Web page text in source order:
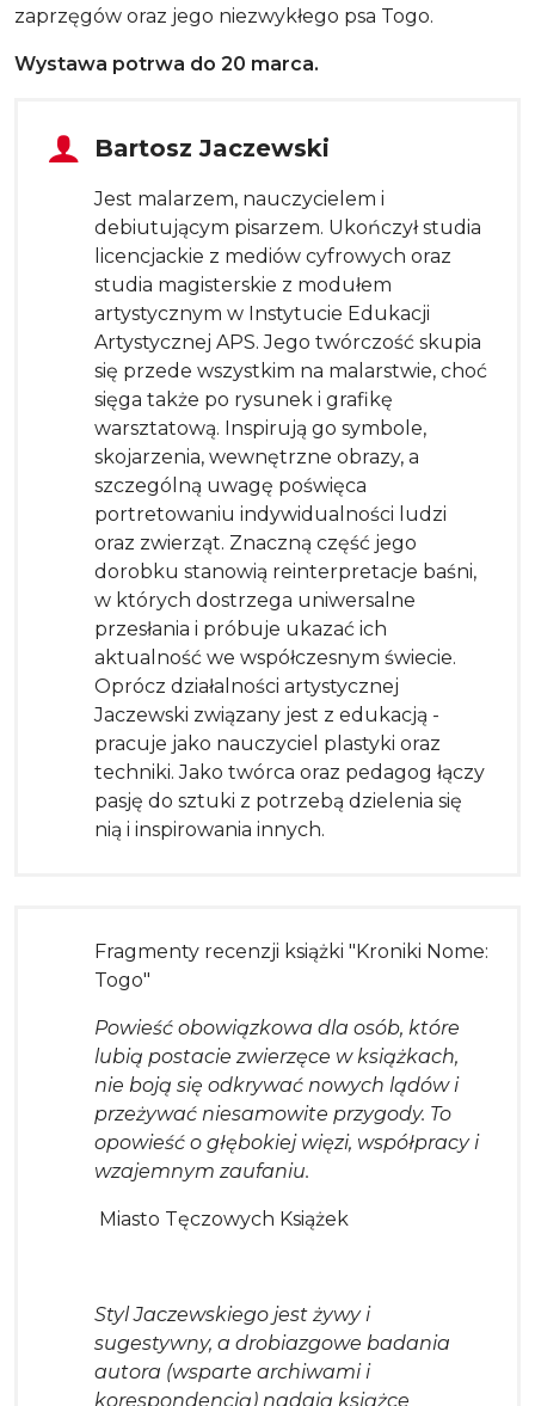
zaprzęgów oraz jego niezwykłego psa Togo.
Wystawa potrwa do 20 marca.
Tytuł sekcji
Bartosz Jaczewski
Jest malarzem, nauczycielem i
debiutującym pisarzem. Ukończył studia
licencjackie z mediów cyfrowych oraz
studia magisterskie z modułem
artystycznym w Instytucie Edukacji
Artystycznej APS. Jego twórczość skupia
się przede wszystkim na malarstwie, choć
sięga także po rysunek i grafikę
warsztatową. Inspirują go symbole,
skojarzenia, wewnętrzne obrazy, a
szczególną uwagę poświęca
portretowaniu indywidualności ludzi
oraz zwierząt. Znaczną część jego
dorobku stanowią reinterpretacje baśni,
w których dostrzega uniwersalne
przesłania i próbuje ukazać ich
aktualność we współczesnym świecie.
Oprócz działalności artystycznej
Jaczewski związany jest z edukacją -
pracuje jako nauczyciel plastyki oraz
techniki. Jako twórca oraz pedagog łączy
pasję do sztuki z potrzebą dzielenia się
nią i inspirowania innych.
Tekst
Fragmenty recenzji książki "Kroniki Nome:
Togo"
Powieść obowiązkowa dla osób, które
lubią postacie zwierzęce w książkach,
nie boją się odkrywać nowych lądów i
przeżywać niesamowite przygody. To
opowieść o głębokiej więzi, współpracy i
wzajemnym zaufaniu.
Miasto Tęczowych Książek
Styl Jaczewskiego jest żywy i
sugestywny, a drobiazgowe badania
autora (wsparte archiwami i
korespondencją) nadają książce